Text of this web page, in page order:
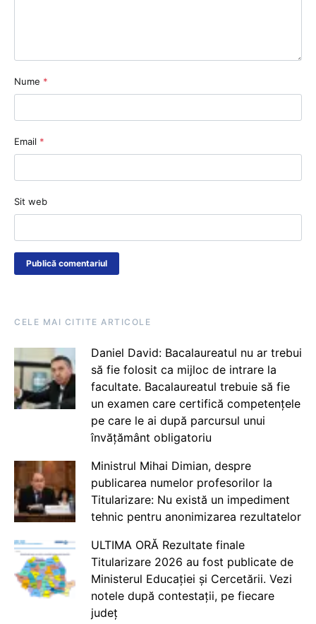
Nume *
Email *
Sit web
CELE MAI CITITE ARTICOLE
Daniel David: Bacalaureatul nu ar trebui
să fie folosit ca mijloc de intrare la
facultate. Bacalaureatul trebuie să fie
un examen care certifică competențele
pe care le ai după parcursul unui
învățământ obligatoriu
Ministrul Mihai Dimian, despre
publicarea numelor profesorilor la
Titularizare: Nu există un impediment
tehnic pentru anonimizarea rezultatelor
ULTIMA ORĂ Rezultate finale
Titularizare 2026 au fost publicate de
Ministerul Educației și Cercetării. Vezi
notele după contestații, pe fiecare
județ